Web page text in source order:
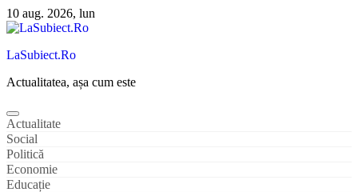
Sari
la
10 aug. 2026, lun
LaSubiect.Ro
Actualitatea, așa cum este
Actualitate
Social
Politică
Economie
Educație